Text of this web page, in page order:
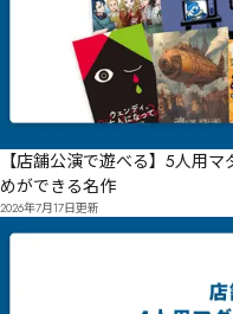
【店舗公演で遊べる】5人用
めができる名作
2026年7月17日更新